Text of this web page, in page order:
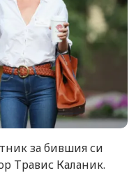
за бившия си
Травис Каланик.